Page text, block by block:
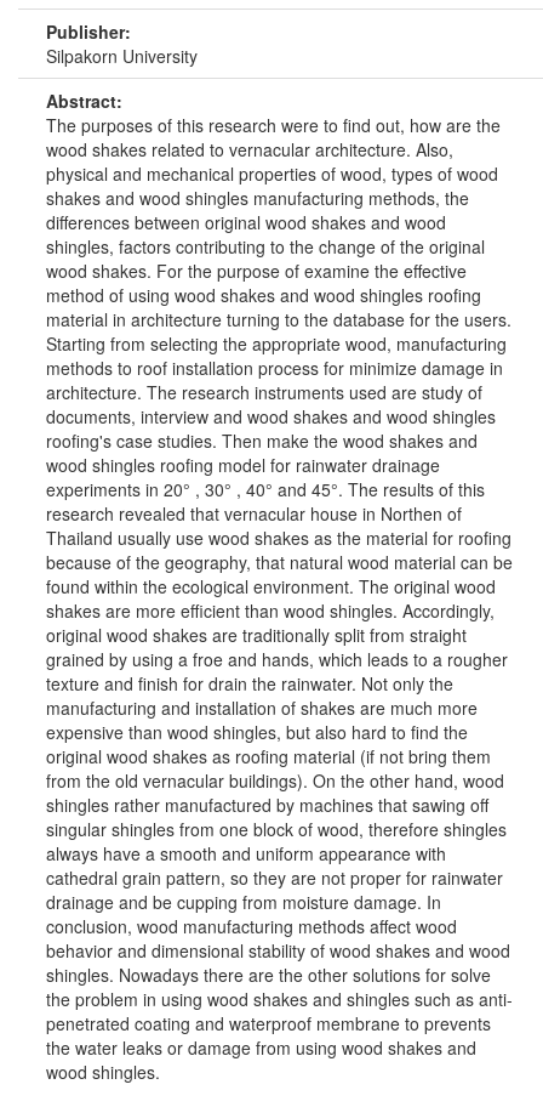
Publisher:
Silpakorn University
Abstract:
The purposes of this research were to find out, how are the
wood shakes related to vernacular architecture. Also,
physical and mechanical properties of wood, types of wood
shakes and wood shingles manufacturing methods, the
differences between original wood shakes and wood
shingles, factors contributing to the change of the original
wood shakes. For the purpose of examine the effective
method of using wood shakes and wood shingles roofing
material in architecture turning to the database for the users.
Starting from selecting the appropriate wood, manufacturing
methods to roof installation process for minimize damage in
architecture. The research instruments used are study of
documents, interview and wood shakes and wood shingles
roofing's case studies. Then make the wood shakes and
wood shingles roofing model for rainwater drainage
experiments in 20° , 30° , 40° and 45°. The results of this
research revealed that vernacular house in Northen of
Thailand usually use wood shakes as the material for roofing
because of the geography, that natural wood material can be
found within the ecological environment. The original wood
shakes are more efficient than wood shingles. Accordingly,
original wood shakes are traditionally split from straight
grained by using a froe and hands, which leads to a rougher
texture and finish for drain the rainwater. Not only the
manufacturing and installation of shakes are much more
expensive than wood shingles, but also hard to find the
original wood shakes as roofing material (if not bring them
from the old vernacular buildings). On the other hand, wood
shingles rather manufactured by machines that sawing off
singular shingles from one block of wood, therefore shingles
always have a smooth and uniform appearance with
cathedral grain pattern, so they are not proper for rainwater
drainage and be cupping from moisture damage. In
conclusion, wood manufacturing methods affect wood
behavior and dimensional stability of wood shakes and wood
shingles. Nowadays there are the other solutions for solve
the problem in using wood shakes and shingles such as anti-
penetrated coating and waterproof membrane to prevents
the water leaks or damage from using wood shakes and
wood shingles.